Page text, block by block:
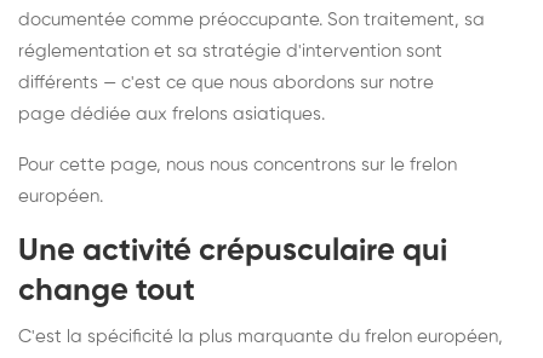
documentée comme préoccupante. Son traitement, sa
réglementation et sa stratégie d'intervention sont
différents — c'est ce que nous abordons sur notre
page dédiée aux frelons asiatiques.
Pour cette page, nous nous concentrons sur le frelon
européen.
Une activité crépusculaire qui
change tout
C'est la spécificité la plus marquante du frelon européen,